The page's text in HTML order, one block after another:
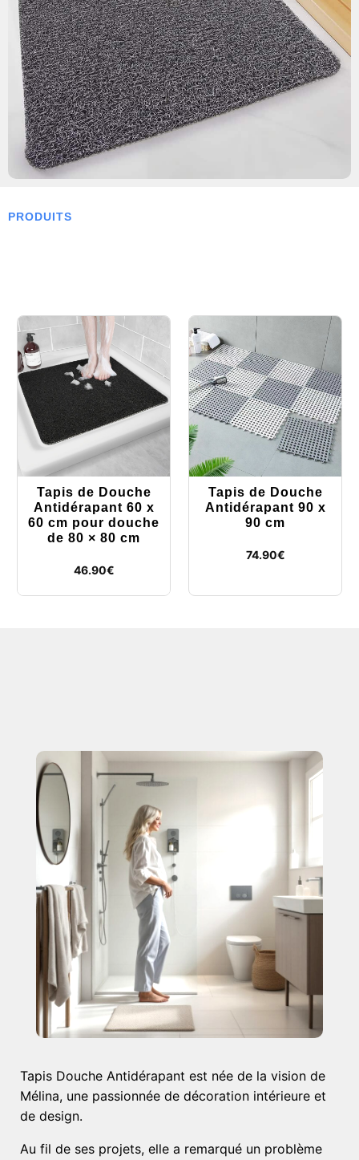
PRODUITS
Tapis de Douche
Antidérapant 60 x
60 cm pour douche
de 80 × 80 cm
46.90€
Tapis de Douche
Antidérapant 90 x
90 cm
74.90€
Tapis Douche Antidérapant est née de la vision de
Mélina, une passionnée de décoration intérieure et
de design.
Au fil de ses projets, elle a remarqué un problème